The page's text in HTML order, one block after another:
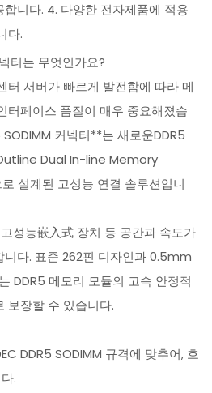
니다. 4. 다양한 전자제품에 적용
다.
터는 무엇인가요?
터 서버가 빠르게 발전함에 따라 메
터페이스 품질이 매우 중요해졌습
커넥터**는 새로운DDR5
Dual In-line Memory
설계된 고성능 연결 솔루션입니
성능嵌入式 장치 등 공간과 속도가
니다. 표준 262핀 디자인과 0.5mm
DDR5 메모리 모듈의 고속 안정적
보장할 수 있습니다.
DDR5 SODIMM 규격에 맞추어, 호
.